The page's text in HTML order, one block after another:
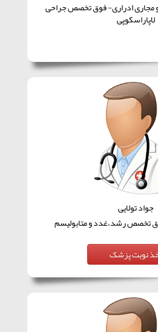
ادراری- فوق تخصص جراحی
لاپاراسکوپی
جواد تولایی
تخصص رشد،غدد و متابولیسم